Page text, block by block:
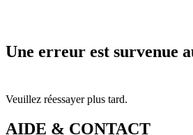
Une erreur est survenue
Veuillez réessayer plus tard.
AIDE & CONTACT